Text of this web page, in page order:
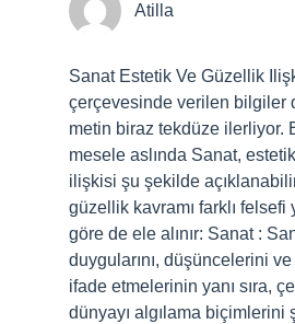
Atilla
Sanat Estetik Ve Güzellik
çerçevesinde verilen bilgiler
metin biraz tekdüze ilerliyor.
mesele aslında Sanat,
ilişkisi şu şekilde
güzellik kavramı farklı felsefi
göre de ele alınır: Sanat :
duygularını, düşüncelerini
ifade etmelerinin yanı sıra,
dünyayı algılama biçimlerini